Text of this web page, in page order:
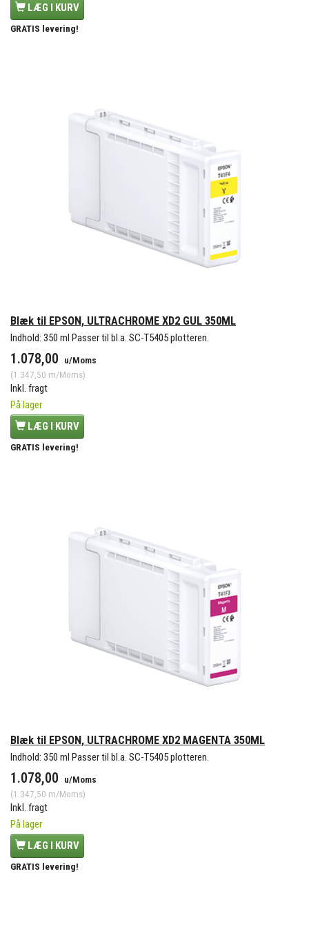
LÆG I KURV
GRATIS levering!
Blæk til EPSON, ULTRACHROME XD2 GUL 350ML
Indhold: 350 ml Passer til bl.a. SC-T5405 plotteren.
1.078,00
u/Moms
(1.347,50 m/Moms)
Inkl. fragt
På lager
LÆG I KURV
GRATIS levering!
Blæk til EPSON, ULTRACHROME XD2 MAGENTA 350ML
Indhold: 350 ml Passer til bl.a. SC-T5405 plotteren.
1.078,00
u/Moms
(1.347,50 m/Moms)
Inkl. fragt
På lager
LÆG I KURV
GRATIS levering!